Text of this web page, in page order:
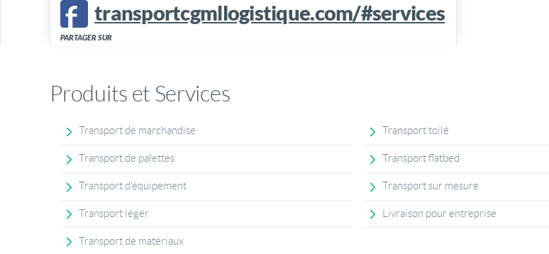
transportcgmllogistique.com/#services
PARTAGER SUR
Produits et Services
Transport de marchandise
Transport de palettes
Transport d'équipement
Transport léger
Transport de matériaux
Transport toilé
Transport flatbed
Transport sur mesure
Livraison pour entreprise